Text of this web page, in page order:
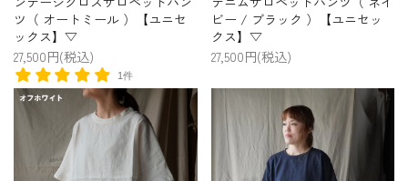
ツ（ オートミール ）【ユニセ
ックス】▽
27,500円(税込)
1件
ビー / ブラック ）【ユニセッ
クス】▽
27,500円(税込)